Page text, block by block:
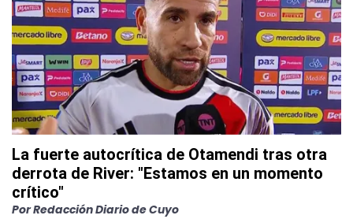
La fuerte autocrítica de Otamendi tras otra
derrota de River: "Estamos en un momento
crítico"
PorRedacción Diario de Cuyo